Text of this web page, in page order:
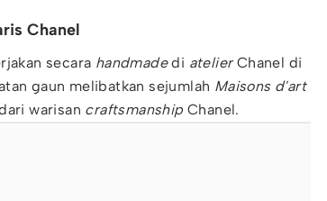
Chanel
secara handmadedi atelierChanel di
gaun melibatkan sejumlah Maisons d'art
warisan craftsmanship Chanel.